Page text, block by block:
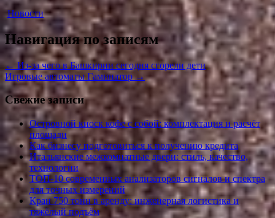
Новости
Навигация по записям
← Из-за чего в Башкирии сегодня сгорели дети
Игровые автоматы Гаминатор→
Свежие записи
Островной киоск кофе с собой: комплектация и расчёт
площади
Как бизнесу подготовиться к получению кредита
Итальянские межкомнатные двери: стиль, качество,
технологии
ТОП-10 современных анализаторов сигналов и спектра
для точных измерений
Кран 750 тонн в аренду: инженерная логистика и
тяжёлый подъём